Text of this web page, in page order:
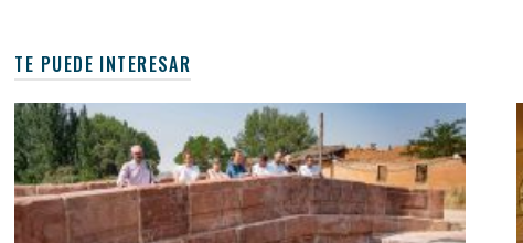
TE PUEDE INTERESAR